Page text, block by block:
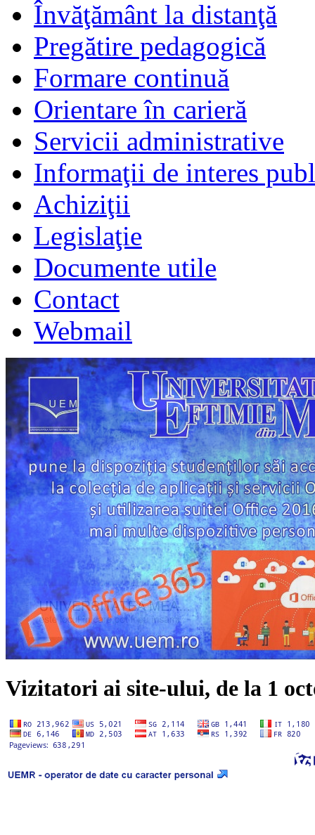
Învăţământ la distanţă
Pregătire pedagogică
Formare continuă
Orientare în carieră
Servicii administrative
Informaţii de interes
Achiziţii
Legislaţie
Documente utile
Contact
Webmail
Vizitatori ai site-ului, de la 1